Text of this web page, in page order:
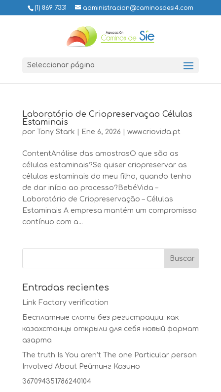
(1) 869 7331 administracion@caminosdesi4.com
Seleccionar página
Laboratório de Criopreservaçao Células
Estaminais
por Tony Stark Ene 6, 2026 www.criovida.pt
ContentAnálise das amostrasO que são as
células estaminais?Se quiser criopreservar as
células estaminais do meu filho, quando tenho
de dar início ao processo?BebéVida –
Laboratório de Criopreservação – Células
Estaminais A empresa mantém um compromisso
contínuo com a...
Entradas recientes
Link Factory verification
Бесплатные слоты без регистрации: как
казахстанцы открыли для себя новый формат
азарта
The truth Is You aren’t The one Particular person
Involved About Рейтинг Казино
367094351786240104